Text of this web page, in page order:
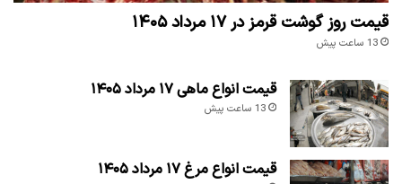
قیمت روز گوشت قرمز در ۱۷ مرداد ۱۴۰۵
13 ساعت پیش
قیمت انواع ماهی ۱۷ مرداد ۱۴۰۵
13 ساعت پیش
قیمت انواع مرغ ۱۷ مرداد ۱۴۰۵